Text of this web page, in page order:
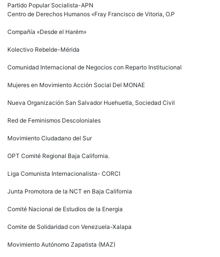
Partido Popular Socialista-APN
Centro de Derechos Humanos «Fray Francisco de Vitoria, O.P
Compañía «Desde el Harém»
Kolectivo Rebelde-Mérida
Comunidad Internacional de Negocios con Reparto Institucional
Mujeres en Movimiento Acción Social Del MONAE
Nueva Organización San Salvador Huehuetla, Sociedad Civil
Red de Feminismos Descoloniales
Movimiento Ciudadano del Sur
OPT Comité Regional Baja California.
Liga Comunista Internacionalista- CORCI
Junta Promotora de la NCT en Baja California
Comité Nacional de Estudios de la Energia
Comite de Solidaridad con Venezuela-Xalapa
Movimiento Autónomo Zapatista (MAZ)